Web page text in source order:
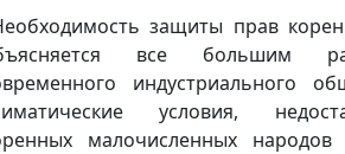
защиты прав
все большим
индустриального
условия,
малочисленных